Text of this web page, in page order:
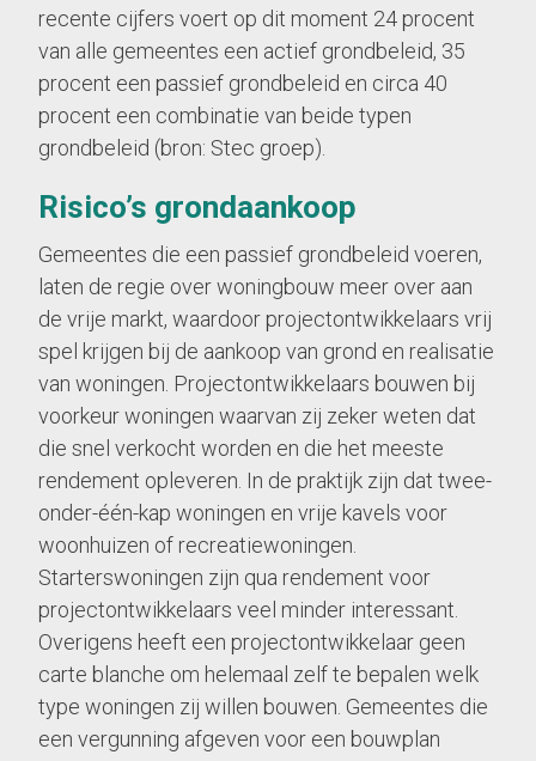
recente cijfers voert op dit moment 24 procent
van alle gemeentes een actief grondbeleid, 35
procent een passief grondbeleid en circa 40
procent een combinatie van beide typen
grondbeleid (bron: Stec groep).
Risico’s grondaankoop
Gemeentes die een passief grondbeleid voeren,
laten de regie over woningbouw meer over aan
de vrije markt, waardoor projectontwikkelaars vrij
spel krijgen bij de aankoop van grond en realisatie
van woningen. Projectontwikkelaars bouwen bij
voorkeur woningen waarvan zij zeker weten dat
die snel verkocht worden en die het meeste
rendement opleveren. In de praktijk zijn dat twee-
onder-één-kap woningen en vrije kavels voor
woonhuizen of recreatiewoningen.
Starterswoningen zijn qua rendement voor
projectontwikkelaars veel minder interessant.
Overigens heeft een projectontwikkelaar geen
carte blanche om helemaal zelf te bepalen welk
type woningen zij willen bouwen. Gemeentes die
een vergunning afgeven voor een bouwplan